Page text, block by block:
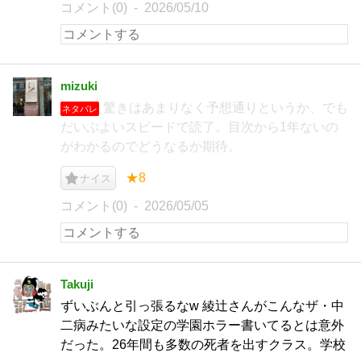
コメント(0) 2026/05/10
mizuki
ネタバレ
驚きはあまりなく予想通りというか、でも
だいぶよいスピードで読了。目次から1年ないの
がわかるのでどうなるか期待。
ナイス ★8
コメント(0) 2026/05/05
Takuji
ずいぶんと引っ張るなw 綾辻さんがこんなザ・中
二病みたいな設定の学園ホラー書いてるとは意外
だった。26年間も多数の死者を出すクラス。学校